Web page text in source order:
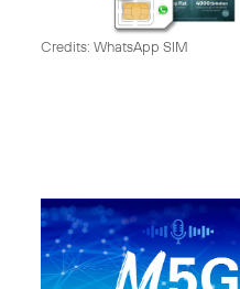
Credits: WhatsApp SIM